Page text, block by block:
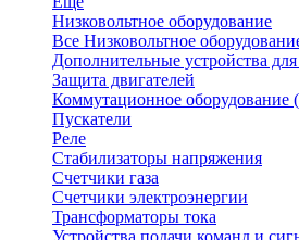
Низковольтное оборудование
Все Низковольтное
Дополнительные устройства для
Защита двигателей
Коммутационное оборудование
Пускатели
Реле
Стабилизаторы напряжения
Счетчики газа
Счетчики электроэнергии
Трансформаторы тока
Устройства подачи команд и